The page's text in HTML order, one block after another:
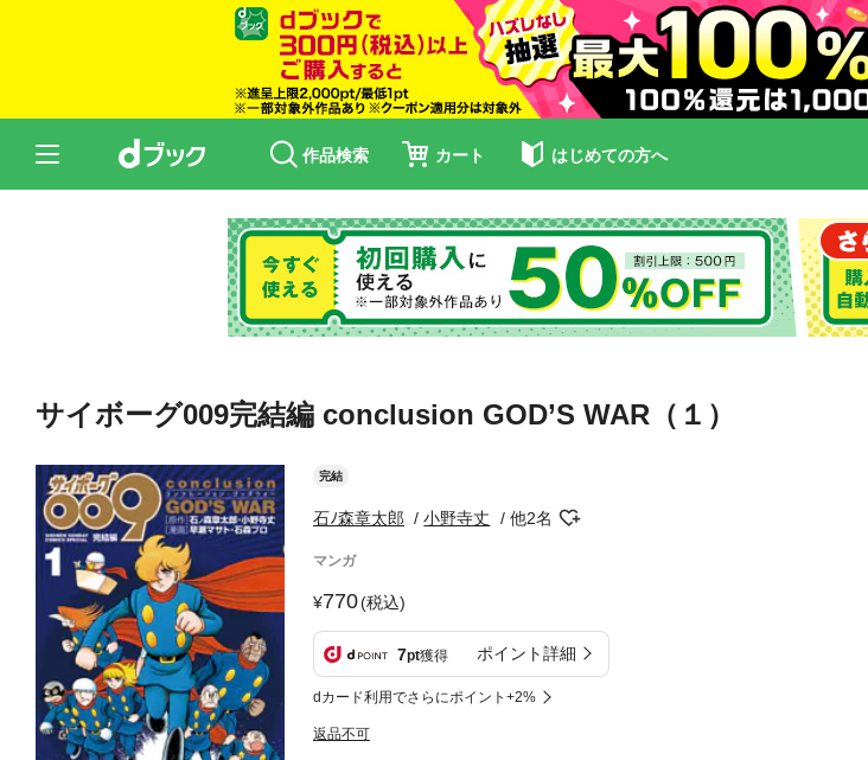
作品検索 カート はじめての方へ
サイボーグ009完結編 conclusion GOD’S WAR（１）
完結
石ﾉ森章太郎 小野寺丈 他2名
マンガ
770(税込)
7pt獲得 ポイント詳細
dカード利用でさらにポイント+2%
返品不可